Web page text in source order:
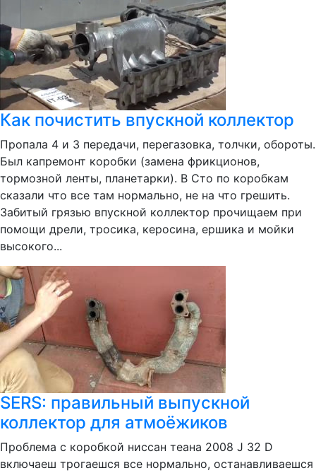
Как почистить впускной коллектор
Пропала 4 и 3 передачи, перегазовка, толчки, обороты.
Был капремонт коробки (замена фрикционов,
тормозной ленты, планетарки). В Сто по коробкам
сказали что все там нормально, не на что грешить.
Забитый грязью впускной коллектор прочищаем при
помощи дрели, тросика, керосина, ершика и мойки
высокого...
SERS: правильный выпускной
коллектор для атмоёжиков
Проблема с коробкой ниссан теана 2008 J 32 D
включаеш трогаешся все нормально, останавливаешся